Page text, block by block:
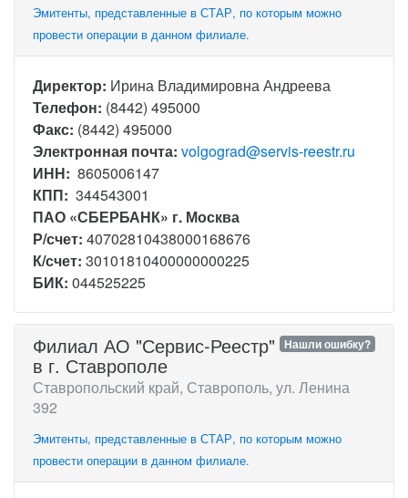
Эмитенты, представленные в СТАР, по которым можно
провести операции в данном филиале.
Директор: Ирина Владимировна Андреева
Телефон: (8442) 495000
Факс: (8442) 495000
Электронная почта: volgograd@servis-reestr.ru
ИНН: 8605006147
КПП: 344543001
ПАО «СБЕРБАНК» г. Москва
Р/счет: 40702810438000168676
К/счет: 30101810400000000225
БИК: 044525225
Нашли ошибку?
Филиал АО "Сервис-Реестр"
в г. Ставрополе
Ставропольский край, Ставрополь, ул. Ленина
392
Эмитенты, представленные в СТАР, по которым можно
провести операции в данном филиале.